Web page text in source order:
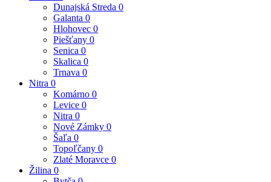
Dunajská Streda 0
Galanta 0
Hlohovec 0
Piešťany 0
Senica 0
Skalica 0
Trnava 0
Nitra 0
Komárno 0
Levice 0
Nitra 0
Nové Zámky 0
Šaľa 0
Topoľčany 0
Zlaté Moravce 0
Žilina 0